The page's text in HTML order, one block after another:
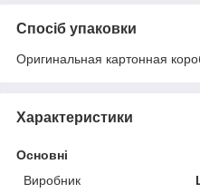
Спосіб упаковки
Оригинальная картонная
Характеристики
Основні
Виробник